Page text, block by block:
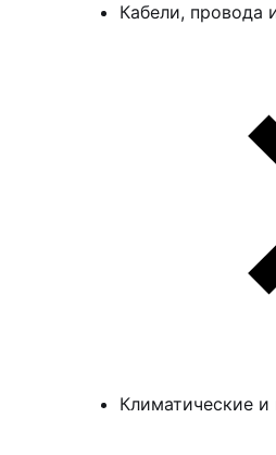
Кабели, провода
Климатические